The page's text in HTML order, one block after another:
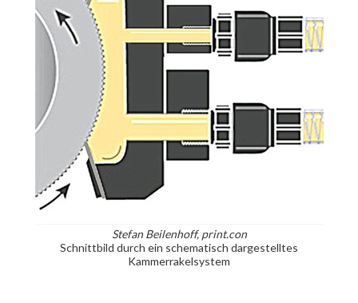
Stefan Beilenhoff, print.con
Schnittbild durch ein schematisch dargestelltes
Kammerrakelsystem